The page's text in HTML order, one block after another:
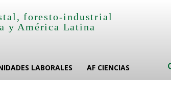
foresto-industrial
y América Latina
LABORALES AF CIENCIAS